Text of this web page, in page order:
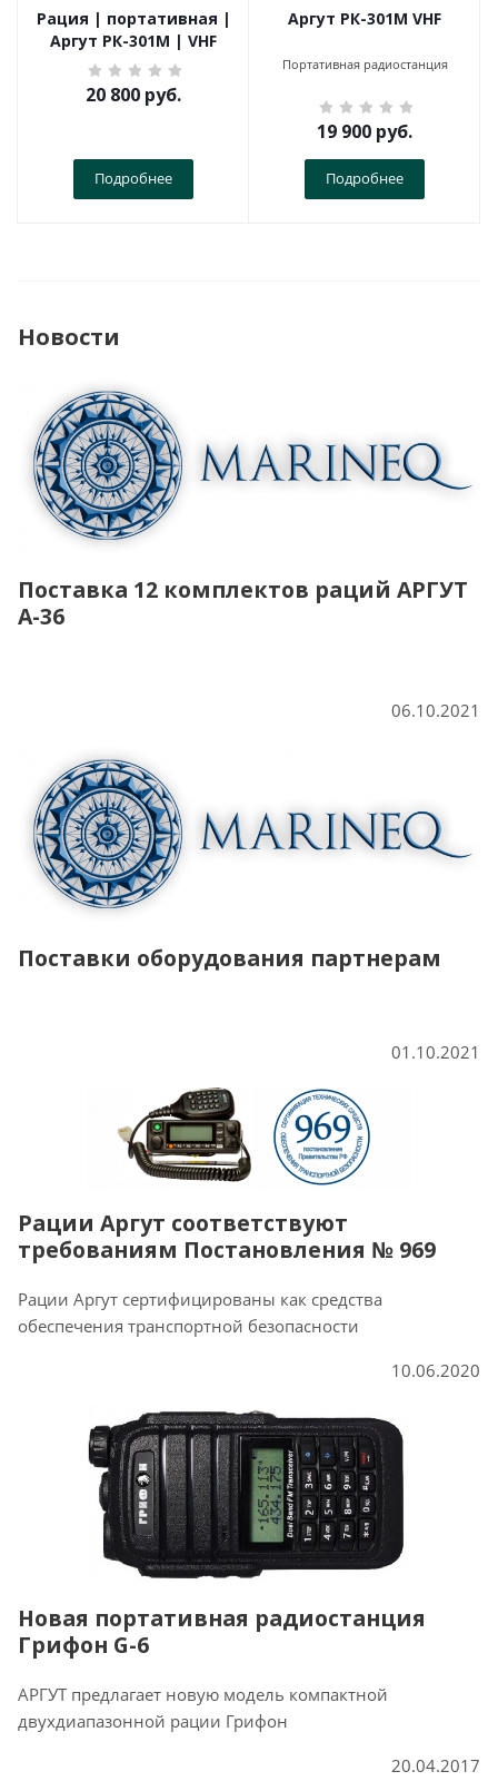
Рация | портативная |
Аргут РК-301М | VHF
20 800 руб.
Подробнее
Аргут РК-301М VHF
Портативная радиостанция
19 900 руб.
Подробнее
Новости
Поставка 12 комплектов раций АРГУТ
А-36
06.10.2021
Поставки оборудования партнерам
01.10.2021
Рации Аргут соответствуют
требованиям Постановления № 969
Рации Аргут сертифицированы как средства
обеспечения транспортной безопасности
10.06.2020
Новая портативная радиостанция
Грифон G-6
АРГУТ предлагает новую модель компактной
двухдиапазонной рации Грифон
20.04.2017